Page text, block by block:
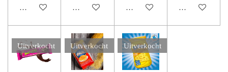
Houd mij op de hoogteHoud mij op de hoogteHoud mij op de hoogteHoud mij op
Uitverkocht Uitverkocht Uitverkocht